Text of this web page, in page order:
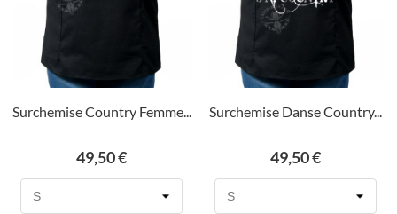
Surchemise Country Femme...
Prix
49,50 €
Surchemise Danse Country...
Prix
49,50 €